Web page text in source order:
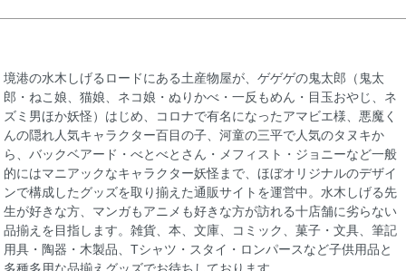
境港の水木しげるロードにある土産物屋が、ゲゲゲの鬼太郎（鬼太
郎・ねこ娘、猫娘、ネコ娘・ぬりかべ・一反もめん・目玉おやじ、ネ
ズミ男ほか妖怪）はじめ、コロナで有名になったアマビエ様、悪魔く
んの隠れ人気キャラクター百目の子、河童の三平で人気のタヌキか
ら、バックベアード・べとべとさん・メフィスト・ジョニーなど一般
的にはマニアックなキャラクター妖怪まで、ほぼオリジナルのデザイ
ンで構成したグッズを取り揃えた通販サイトを運営中。水木しげる先
生が好きな方、マンガもアニメも好きな方が訪れる十店舗に劣らない
品揃えを目指します。雑貨、本、文庫、コミック、菓子・文具、筆記
用具・陶器・木製品、Tシャツ・スタイ・ロンパースなど子供用品と
多種多用な品揃えグッズでお待ちしております